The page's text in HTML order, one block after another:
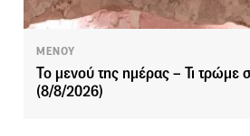
ΜΕΝΟΥ
Το μενού της ημέρας – Τι τρώμε
(8/8/2026)